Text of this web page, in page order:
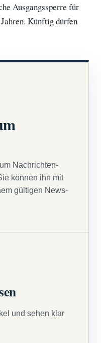
Ausgangssperre für
Künftig dürfen
Nachrichten-
können ihn mit
gültigen News-
und sehen klar